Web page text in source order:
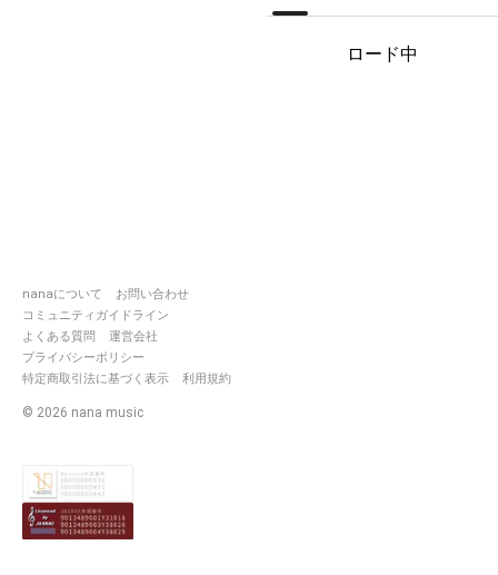
nanaについて
お問い合わせ
コミュニティガイドライン
よくある質問
運営会社
プライバシーポリシー
特定商取引法に基づく表示
利用規約
© 2026 nana music
ロード中